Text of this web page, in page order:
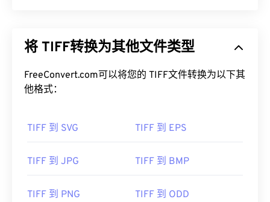
桌面出版。TIFF 的位图和光栅结构使其能够灵活地
面的容器。
打开 TIFF 文件最常用的程序是 Windows 版
款名为XnView MP 的
免费独立程序。如果您在打开
JPG转换器。
将 TIFF转换为其他文件类型
FreeConvert.com可以将您的 TIFF文件转换为以下其
他格式：
TIFF 到 SVG TIFF 到 EPS
TIFF 到 JPG TIFF 到 BMP
TIFF 到 PNG TIFF 到 ODD